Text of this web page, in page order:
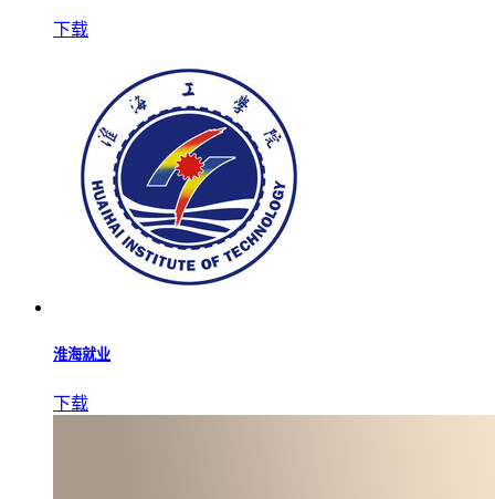
下载
淮海就业
下载